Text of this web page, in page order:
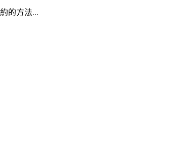
的方法...